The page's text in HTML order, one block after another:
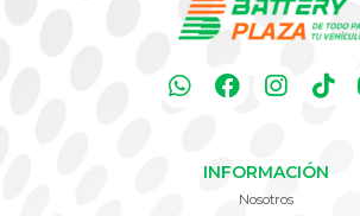
INFORMACIÓN
Nosotros